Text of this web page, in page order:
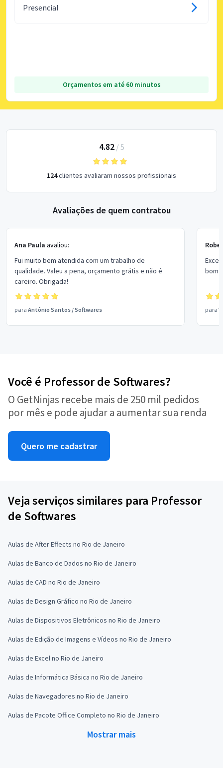
Presencial
Orçamentos em até 60 minutos
4.82/ 5
124clientes avaliaram nossos profissionais
Avaliações de quem contratou
Ana Paula avaliou:
Fui muito bem atendida com um trabalho de
qualidade. Valeu a pena, orçamento grátis e não é
careiro. Obrigada!
para Antônio Santos /Softwares
bom
para
Você é Professor de Softwares?
O GetNinjas recebe mais de 250 mil pedidos
por mês e pode ajudar a aumentar sua renda
Quero me cadastrar
Veja serviços similares para Professor
de Softwares
Aulas de After Effects no Rio de Janeiro
Aulas de Banco de Dados no Rio de Janeiro
Aulas de CAD no Rio de Janeiro
Aulas de Design Gráfico no Rio de Janeiro
Aulas de Dispositivos Eletrônicos no Rio de Janeiro
Aulas de Edição de Imagens e Vídeos no Rio de Janeiro
Aulas de Excel no Rio de Janeiro
Aulas de Informática Básica no Rio de Janeiro
Aulas de Navegadores no Rio de Janeiro
Aulas de Pacote Office Completo no Rio de Janeiro
Mostrar mais